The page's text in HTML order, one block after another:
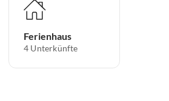
Ferienhaus
4 Unterkünfte